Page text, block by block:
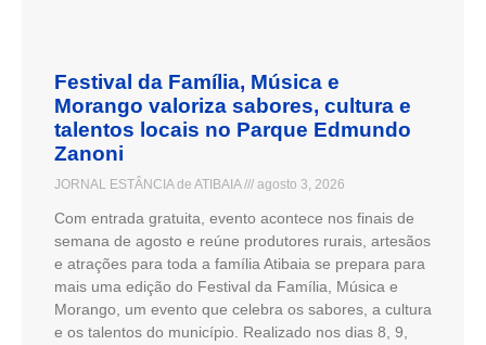
Festival da Família, Música e
Morango valoriza sabores, cultura e
talentos locais no Parque Edmundo
Zanoni
JORNAL ESTÂNCIA de ATIBAIA agosto 3, 2026
Com entrada gratuita, evento acontece nos finais de
semana de agosto e reúne produtores rurais, artesãos
e atrações para toda a família Atibaia se prepara para
mais uma edição do Festival da Família, Música e
Morango, um evento que celebra os sabores, a cultura
e os talentos do município. Realizado nos dias 8, 9,